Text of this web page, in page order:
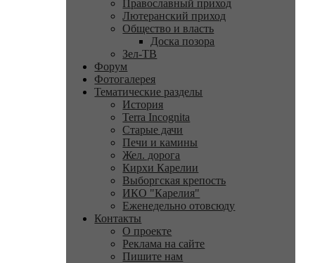
Православный приход
Лютеранский приход
Общество и власть
Доска позора
Зел-ТВ
Форум
Фотогалерея
Тематические разделы
История
Terra Incognita
Старые дачи
Печи и камины
Жел. дорога
Кирхи Карелии
Выборгская крепость
ИКО "Карелия"
Еженедельно отовсюду
Контакты
О проекте
Реклама на сайте
Пишите нам